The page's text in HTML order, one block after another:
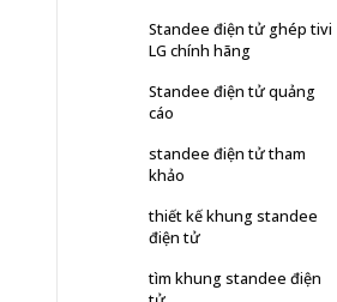
Standee điện tử ghép tivi
LG chính hãng
Standee điện tử quảng
cáo
standee điện tử tham
khảo
thiết kế khung standee
điện tử
tìm khung standee điện